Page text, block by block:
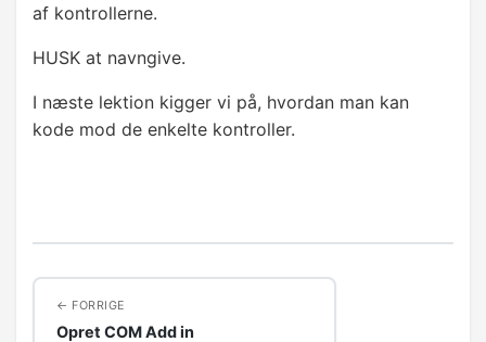
af kontrollerne.
HUSK at navngive.
I næste lektion kigger vi på, hvordan man kan
kode mod de enkelte kontroller.
FORRIGE
Opret COM Add in